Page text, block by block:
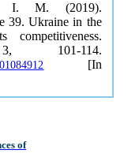
I. M. (2019).
39. Ukraine in the
114.
[In
of